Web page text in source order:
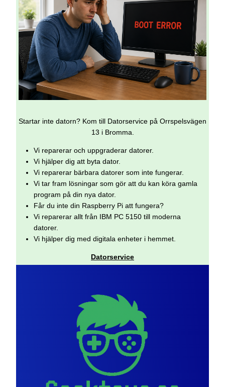
Startar inte datorn? Kom till Datorservice på Orrspelsvägen
13 i Bromma.
Vi reparerar och uppgraderar datorer.
Vi hjälper dig att byta dator.
Vi reparerar bärbara datorer som inte fungerar.
Vi tar fram lösningar som gör att du kan köra gamla
program på din nya dator.
Får du inte din Raspberry Pi att fungera?
Vi reparerar allt från IBM PC 5150 till moderna
datorer.
Vi hjälper dig med digitala enheter i hemmet.
Datorservice